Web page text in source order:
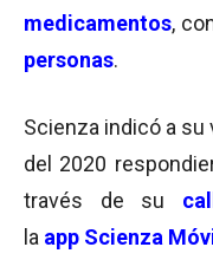
medicamentos,
personas.
Scienza indicó a
del 2020
través de su
la app Scienza